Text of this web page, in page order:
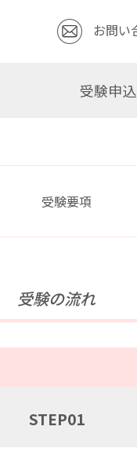
お問い
受験申込
受験要項
受験の流れ
STEP01